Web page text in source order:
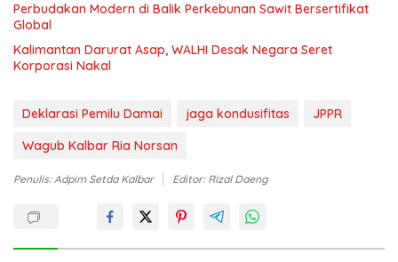
Perbudakan Modern di Balik Perkebunan Sawit Bersertifikat
Global
Kalimantan Darurat Asap, WALHI Desak Negara Seret
Korporasi Nakal
Deklarasi Pemilu Damai jaga kondusifitas
JPPR
Wagub Kalbar Ria Norsan
Penulis: Adpim Setda Kalbar Editor: Rizal Daeng